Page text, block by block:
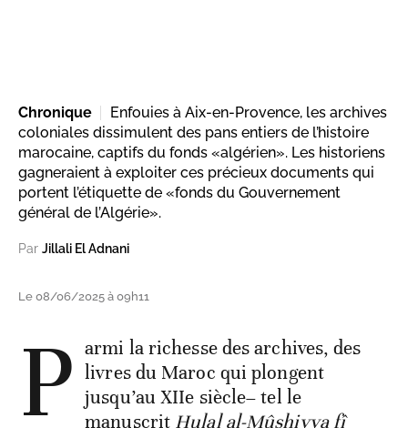
Chronique
Enfouies à Aix-en-Provence, les archives
coloniales dissimulent des pans entiers de l’histoire
marocaine, captifs du fonds «algérien». Les historiens
gagneraient à exploiter ces précieux documents qui
portent l’étiquette de «fonds du Gouvernement
général de l’Algérie».
Par Jillali El Adnani
Le 08/06/2025 à 09h11
P armi la richesse des archives, des
livres du Maroc qui plongent
jusqu’au XIIe siècle– tel le
manuscrit Hulal al-Mûshiyya fî